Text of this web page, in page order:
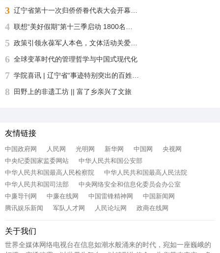
3
4
5
6 全球变革时代的管理哲学与中国式现代化
7
8 田野上的非遗工坊 || 富了乡亲兴了文旅
友情链接
中国政府网 人民网 光明网 新华网 中国网
央视网
中央纪委国家监委网站
中华人民共和国公安部
中华人民共和国最高人民检察院
中华人民共和国最高人民法院
中华人民共和国司法部
中央网络安全和信息化委员会办公室
中廉导刊网
中廉在线网 中国雷锋精神网
中国新闻网
腾讯娱乐新闻
军队人才网 人民论坛网 政商在线网
关于我们
世界全媒体网络电视台在信息如潮水般涌来的时代，宛如一座巍峨的